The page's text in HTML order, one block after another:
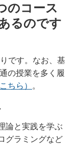
のコース
るのです
です。なお、基
の授業を多く履
こちら） 。
論と実践を学ぶ
グラミングなど